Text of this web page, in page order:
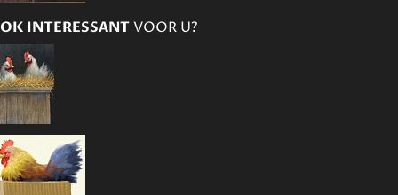
INTERESSANTVOOR U?